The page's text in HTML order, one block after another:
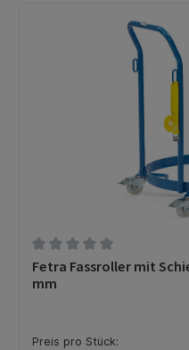
Durchschnittliche
Fetra Fassroller mit
mm
Preis pro Stück: